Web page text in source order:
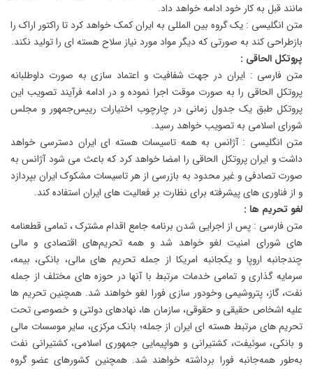
مانند قبل به کار خود ادامه خواهد داد.
متن انگلیسی : یک گروه بین المللی به ایران کمک خواهد کرد تا راکتور اراک را
بازطراحی کند به صورتی که دیگر مواد مورد نیاز سلاح هسته ای را تولید نکند.
پروتکل الحاقی :
متن فارسی : ایران در جهت شفافیت و اعتماد سازی به صورت داوطلبانه
پروتکل الحاقی را به صورت موقت اجرا نموده و در ادامه فرآیند تصویب این
پروتکل طبق یک جدول زمانی در چارچوب اختیارات رییس‌جمهور و مجلس
شورای اسلامی به تصویب خواهد رسید.
متن انگلیسی : آژانس به همه تاسیسات هسته ای ایران دسترسی خواهد
داشت و ایران پروتکل الحاقی را امضا خواهد کرد که باعث می شود آژانس به
صورت تصادفی و غیر محدود به بازرسی از هر تاسیسات مشکوک ایران بپردازد
و از فناوری های پیشرفته برای نظارت بر فعالیت های ایران استفاده کند.
لغو تحریم ها :
متن فارسی : پس از اجرایی شدن برنامه جامع اقدام مشترک ، تمامی قطعنامه
های شورای امنیت لغو خواهد شد و همه تحریم‌های اقتصادی و مالی
چندجانبه اروپا و یکجانبه امریکا از جمله تحریم های مالی، بانکی، بیمه،
سرمایه گذاری و تمامی خدمات مرتبط با آنها در حوزه های مختلف از جمله
نفت، گاز، پتروشیمی وخودور سازی فورا لغو خواهند شد. همچنین تحریم ها
علیه اشخاص حقیقی و حقوقی، سازمان ها، نهادهای دولتی و خصوصی تحت
تحریم های مرتبط هسته ای ایران از جمله؛ بانک مرکزی، سایر موسسات مالی
و بانکی، سوئیفت، کشتیرانی و هواپیمایی جمهوری اسلامی، کشتیرانی نفت
به‌طور همه‌جانبه فورا برداشته خواهند شد. همچنین کشورهای عضو گروه